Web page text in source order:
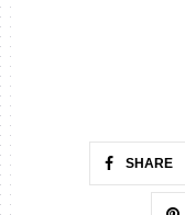
SHARE